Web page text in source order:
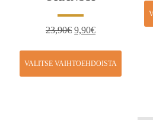
23,90€ 9,90€
VALITSE VAIHTOEHDOISTA